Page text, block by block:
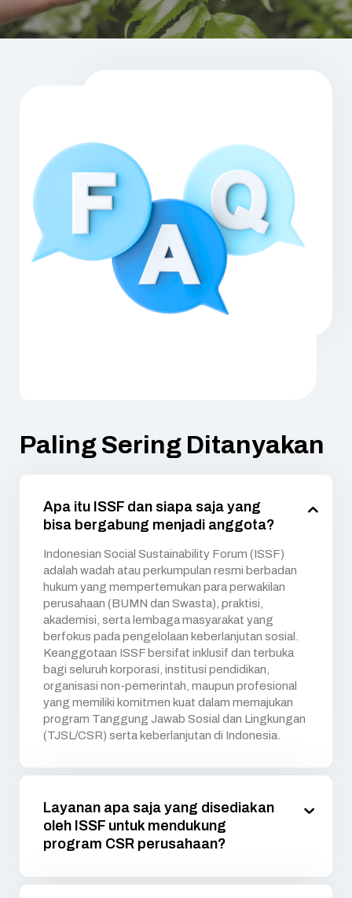
Paling Sering Ditanyakan
Apa itu ISSF dan siapa saja yang
bisa bergabung menjadi anggota?
Indonesian Social Sustainability Forum (ISSF)
adalah wadah atau perkumpulan resmi berbadan
hukum yang mempertemukan para perwakilan
perusahaan (BUMN dan Swasta), praktisi,
akademisi, serta lembaga masyarakat yang
berfokus pada pengelolaan keberlanjutan sosial.
Keanggotaan ISSF bersifat inklusif dan terbuka
bagi seluruh korporasi, institusi pendidikan,
organisasi non-pemerintah, maupun profesional
yang memiliki komitmen kuat dalam memajukan
program Tanggung Jawab Sosial dan Lingkungan
(TJSL/CSR) serta keberlanjutan di Indonesia.
Layanan apa saja yang disediakan
oleh ISSF untuk mendukung
program CSR perusahaan?